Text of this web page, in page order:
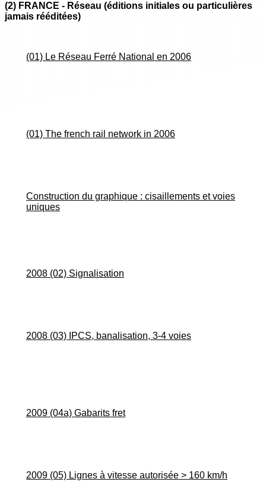
(2) FRANCE - Réseau (éditions initiales ou particulières
jamais rééditées)
(01) Le Réseau Ferré National en 2006
(01) The french rail network in 2006
Construction du graphique : cisaillements et voies
uniques
2008 (02) Signalisation
2008 (03) IPCS, banalisation, 3-4 voies
2009 (04a) Gabarits fret
2009 (05) Lignes à vitesse autorisée > 160 km/h